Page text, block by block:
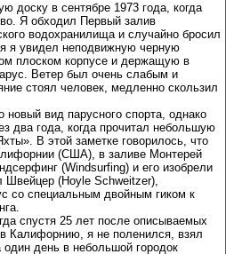
доску в сентябре 1973 года, когда
Я обходил Первый залив
водохранилища и случайно бросил
я увидел неподвижную черную
плоском корпусе и держащую в
Ветер был очень слабым и
стоял человек, медленно скользил
новый вид парусного спорта, однако
два года, когда прочитал небольшую
В этой заметке говорилось, что
(США), в заливе Монтерей
(Windsurfing) и его изобрели
(Hoyle Schweitzer),
со специальным двойным гиком к
спустя 25 лет после описываемых
Калифорнию, я не поленился, взял
день в небольшой городок